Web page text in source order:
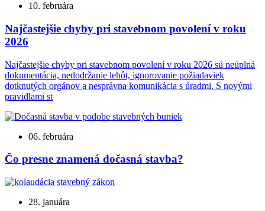
10. februára
Najčastejšie chyby pri stavebnom povolení v roku
2026
Najčastejšie chyby pri stavebnom povolení v roku 2026 sú neúplná
dokumentácia, nedodržanie lehôt, ignorovanie požiadaviek
dotknutých orgánov a nesprávna komunikácia s úradmi. S novými
pravidlami st
06. februára
Čo presne znamená dočasná stavba?
28. januára